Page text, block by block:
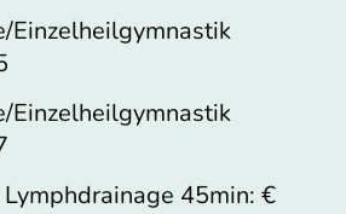
Einzelheilgymnastik
Einzelheilgymnastik
45min: €